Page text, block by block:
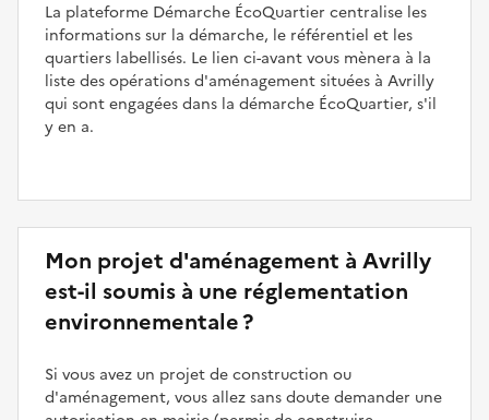
La plateforme Démarche ÉcoQuartier centralise les
informations sur la démarche, le référentiel et les
quartiers labellisés. Le lien ci-avant vous mènera à la
liste des opérations d'aménagement situées à Avrilly
qui sont engagées dans la démarche ÉcoQuartier, s'il
y en a.
Mon projet d'aménagement à Avrilly
est-il soumis à une réglementation
environnementale ?
Si vous avez un projet de construction ou
d'aménagement, vous allez sans doute demander une